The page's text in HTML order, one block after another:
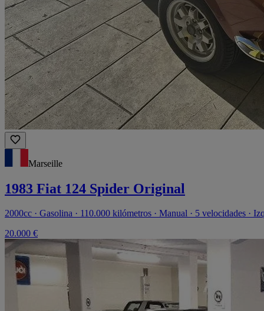
Marseille
1983 Fiat 124 Spider Original
2000cc · Gasolina · 110.000 kilómetros · Manual · 5 velocidades ·
20.000 €